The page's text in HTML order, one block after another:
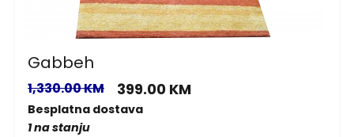
Gabbeh
1,330.00 KM 399.00 KM
Besplatna dostava
1 na stanju